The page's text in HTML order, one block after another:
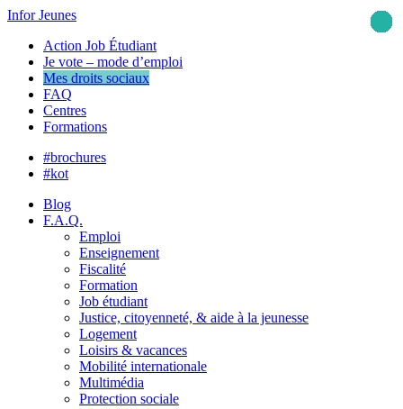
Infor Jeunes
Action Job Étudiant
Je vote – mode d’emploi
Mes droits sociaux
FAQ
Centres
Formations
#brochures
#kot
Blog
F.A.Q.
Emploi
Enseignement
Fiscalité
Formation
Job étudiant
Justice, citoyenneté, & aide à la jeunesse
Logement
Loisirs & vacances
Mobilité internationale
Multimédia
Protection sociale